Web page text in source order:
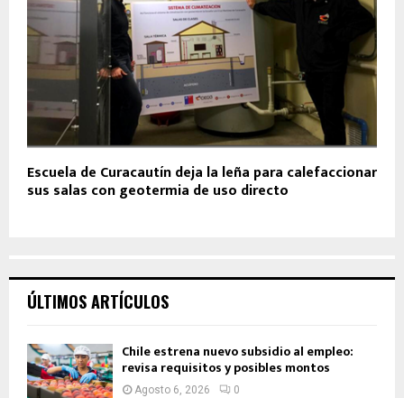
Escuela de Curacautín deja la leña para calefaccionar
sus salas con geotermia de uso directo
ÚLTIMOS ARTÍCULOS
Chile estrena nuevo subsidio al empleo:
revisa requisitos y posibles montos
Agosto 6, 2026 0